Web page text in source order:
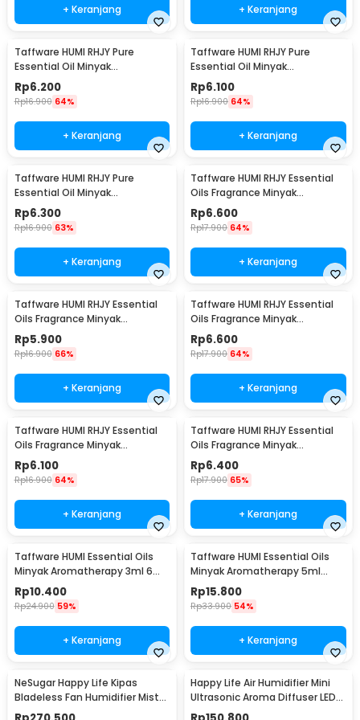
+ Keranjang + Keranjang
Taffware HUMI RHJY Pure
Essential Oil Minyak
Aromatherapy 10ml Rose - RH-
15
Rp6.200
Rp16.900 64%
+ Keranjang
Taffware HUMI RHJY Pure
Essential Oil Minyak
Aromatherapy 10ml Lemon -
RH-15
Rp6.100
Rp16.900 64%
+ Keranjang
Taffware HUMI RHJY Pure
Essential Oil Minyak
Aromatherapy 10ml Ocean -
RH-15
Rp6.300
Rp16.900 63%
+ Keranjang
Taffware HUMI RHJY Essential
Oils Fragrance Minyak
Aromatherapy 10ml Jasmine -
RD-20
Rp6.600
Rp17.900 64%
+ Keranjang
Taffware HUMI RHJY Essential
Oils Fragrance Minyak
Aromatherapy 10ml Strawberry
- RD-20
Rp5.900
Rp16.900 66%
+ Keranjang
Taffware HUMI RHJY Essential
Oils Fragrance Minyak
Aromatherapy 10ml Orange -
RD-20
Rp6.600
Rp17.900 64%
+ Keranjang
Taffware HUMI RHJY Essential
Oils Fragrance Minyak
Aromatherapy 10ml Lavender -
RD-20
Rp6.100
Rp16.900 64%
+ Keranjang
Taffware HUMI RHJY Essential
Oils Fragrance Minyak
Aromatherapy 10ml Mint - RD-
20
Rp6.400
Rp17.900 65%
+ Keranjang
Taffware HUMI Essential Oils
Minyak Aromatherapy 3ml 6
PCS Mixing - RS-15
Rp10.400
Rp24.900 59%
+ Keranjang
Taffware HUMI Essential Oils
Minyak Aromatherapy 5ml
Mixing 6 PCS Mixing - RS-10
Rp15.800
Rp33.900 54%
+ Keranjang
NeSugar Happy Life Kipas
Bladeless Fan Humidifier Mist
LED - R011
Happy Life Air Humidifier Mini
Ultrasonic Aroma Diffuser LED
RGB 120ml - HL-EOD01